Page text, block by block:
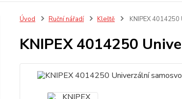
Úvod Ruční nářadí Kleště KNIPEX
KNIPEX 4014250